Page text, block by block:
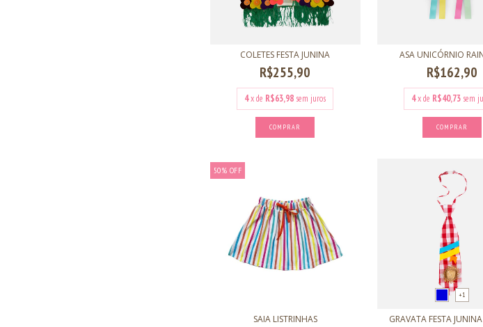
COLETES FESTA JUNINA
R$255,90
4x de R$63,98 sem juros
COMPRAR
ASA UNICÓRNIO
R$162,90
4x de R$40,73 sem
50% OFF
SAIA LISTRINHAS
+1
GRAVATA FESTA